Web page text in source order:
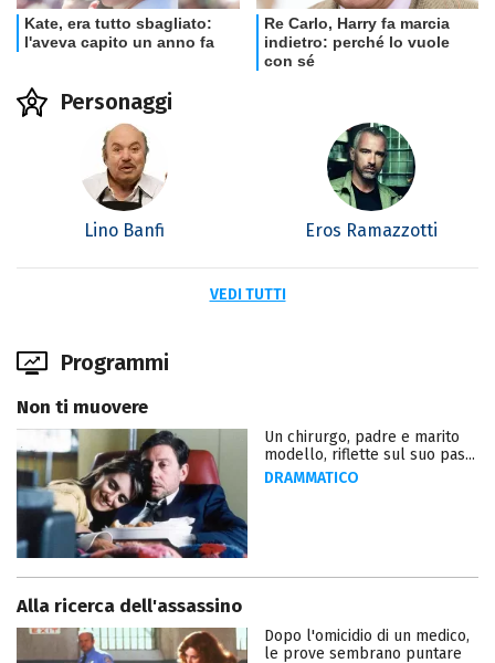
Personaggi
Lino Banfi Eros Ramazzotti
VEDI TUTTI
Programmi
Non ti muovere
Un chirurgo, padre e marito
modello, riflette sul suo pas...
DRAMMATICO
Alla ricerca dell'assassino
Dopo l'omicidio di un medico,
le prove sembrano puntare